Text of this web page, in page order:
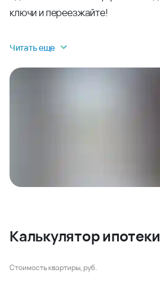
ключи и переезжайте!
Читать еще
Калькулятор ипотеки
Стоимость квартиры, руб.